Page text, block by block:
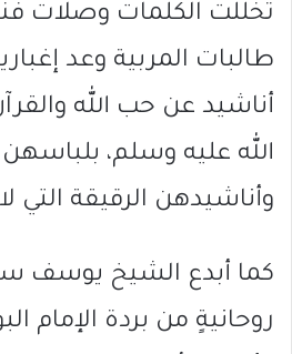
تخللت الكلمات وصلات
طالبات المربية وعد
أناشيد عن حب الله
الله عليه وسلم،
وأناشيدهن الرقيقة
كما أبدع الشيخ يوسف
روحانيةٍ من بردة الإمام